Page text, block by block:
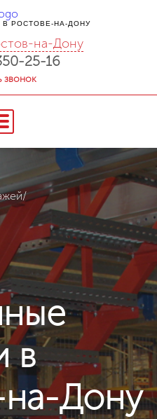
РОСТОВЕ-НА-ДОНУ
на-Дону
25-16
звонок
/
в
Дону